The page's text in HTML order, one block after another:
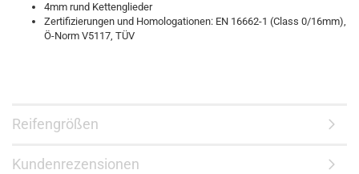
4mm rund Kettenglieder
Zertifizierungen und Homologationen: EN 16662-1 (Class 0/16mm),
Ö-Norm V5117, TÜV
Reifengrößen
Kundenrezensionen